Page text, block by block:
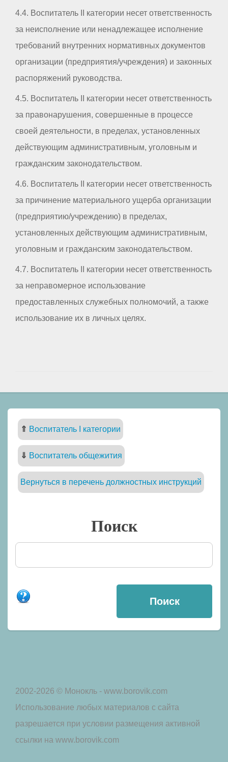
4.4. Воспитатель II категории несет ответственность
за неисполнение или ненадлежащее исполнение
требований внутренних нормативных документов
организации (предприятия/учреждения) и законных
распоряжений руководства.
4.5. Воспитатель II категории несет ответственность
за правонарушения, совершенные в процессе
своей деятельности, в пределах, установленных
действующим административным, уголовным и
гражданским законодательством.
4.6. Воспитатель II категории несет ответственность
за причинение материального ущерба организации
(предприятию/учреждению) в пределах,
установленных действующим административным,
уголовным и гражданским законодательством.
4.7. Воспитатель II категории несет ответственность
за неправомерное использование
предоставленных служебных полномочий, а также
использование их в личных целях.
⇑ Воспитатель I категории
⇓ Воспитатель общежития
Вернуться в перечень должностных инструкций
Поиск
2002-2026 © Монокль - www.borovik.com
Использование любых материалов с сайта
разрешается при условии размещения активной
ссылки на www.borovik.com